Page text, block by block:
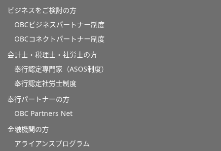
ビジネスをご検討の方
OBCビジネスパートナー制度
OBCコネクトパートナー制度
会計士・税理士・社労士の方
奉行認定専門家（ASOS制度）
奉行認定社労士制度
奉行パートナーの方
OBC Partners Net
金融機関の方
アライアンスプログラム